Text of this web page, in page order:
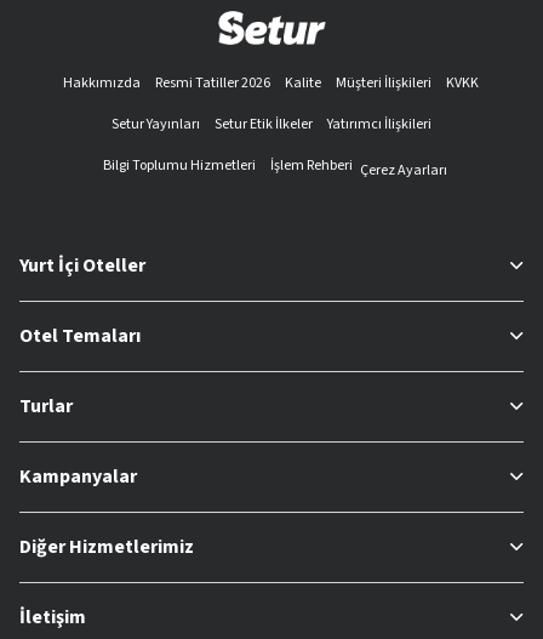
Hakkımızda Resmi Tatiller 2026 Kalite Müşteri İlişkileri
KVKK
Setur Yayınları
Setur Etik İlkeler
Yatırımcı İlişkileri
Bilgi Toplumu Hizmetleri
İşlem Rehberi Çerez Ayarları
Yurt İçi Oteller
Otel Temaları
Turlar
Kampanyalar
Diğer Hizmetlerimiz
İletişim